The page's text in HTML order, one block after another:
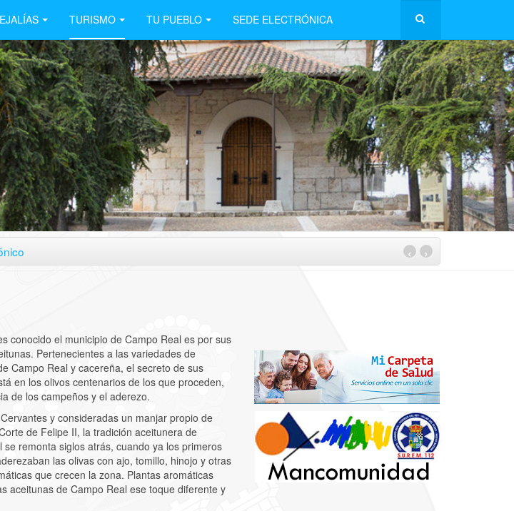
TURISMO TU PUEBLO SEDE ELECTRÓNICA
›
‹
conocido el municipio de Campo Real es por sus
Pertenecientes a las variedades de
Campo Real y cacereña, el secreto de sus
en los olivos centenarios de los que proceden,
de los campeños y el aderezo.
y consideradas un manjar propio de
de Felipe II, la tradición aceitunera de
se remonta siglos atrás, cuando ya los primeros
las olivas con ajo, tomillo, hinojo y otras
que crecen la zona. Plantas aromáticas
aceitunas de Campo Real ese toque diferente y